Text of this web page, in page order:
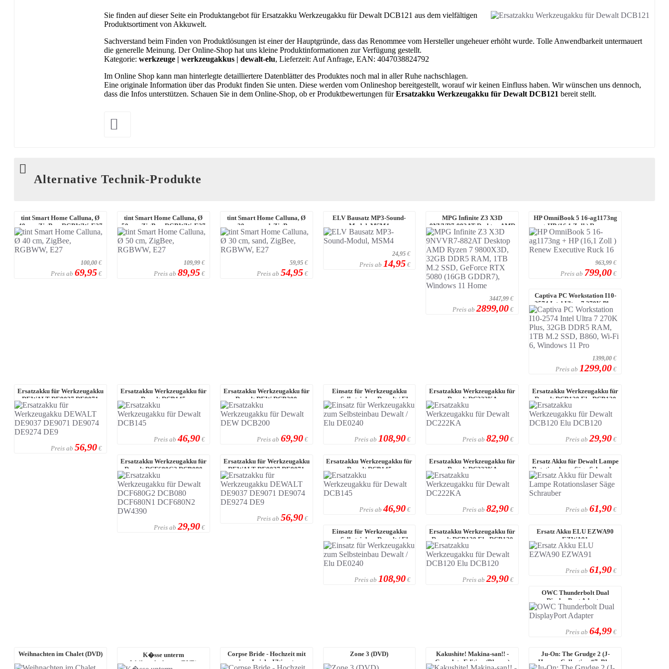
Sie finden auf dieser Seite ein Produktangebot für Ersatzakku Werkzeugakku für Dewalt DCB121 aus dem vielfältigen
Produktsortiment von Akkuwelt.
Sachverstand beim Finden von Produktlösungen ist einer der Hauptgründe, dass das Renommee vom Hersteller ungeheuer erhöht wurde. Tolle Anwendbarkeit untermauert
die generelle Meinung. Der Online-Shop hat uns kleine Produktinformationen zur Verfügung gestellt.
Kategorie: werkzeuge | werkzeugakkus | dewalt-elu, Lieferzeit: Auf Anfrage, EAN: 4047038824792
Im Online Shop kann man hinterlegte detailliertere Datenblätter des Produktes noch mal in aller Ruhe nachschlagen.
Eine originale Information über das Produkt finden Sie unten. Diese werden vom Onlineshop bereitgestellt, worauf wir keinen Einfluss haben. Wir wünschen uns dennoch,
dass die Infos unterstützen. Schauen Sie in dem Online-Shop, ob er Produktbewertungen fürErsatzakku Werkzeugakku für Dewalt DCB121 bereit stellt.
Alternative Technik-Produkte
tint Smart Home Calluna, Ø
40 cm, ZigBee, RGBWW, E27
100,00€
Preis ab 69,95 €
tint Smart Home Calluna, Ø
50 cm, ZigBee, RGBWW, E27
109,99€
Preis ab 89,95 €
tint Smart Home Calluna, Ø
30 cm, sand, ZigBee,
RGBWW, E27
59,95€
Preis ab 54,95 €
ELV Bausatz MP3-Sound-
Modul, MSM4
24,95 €
Preis ab 14,95 €
MPG Infinite Z3 X3D
9NVVR7-882AT Desktop AMD
Ryzen 7 9800X3D, 32 ...
3447,99 €
Preis ab 2899,00 €
HP OmniBook 5 16-ag1173ng
+ HP (16,1 Zoll ) Renew
Executive Ruck ...
963,99 €
Preis ab 799,00 €
Captiva PC Workstation I10-
2574 Intel Ultra 7 270K Plus,
32GB DD ...
1399,00 €
Preis ab 1299,00 €
Ersatzakku für Werkzeugakku
DEWALT DE9037 DE9071
DE9074 DE9274 ...
Preis ab 56,90€
Ersatzakku Werkzeugakku für
Dewalt DCB145
Preis ab 46,90€
Ersatzakku Werkzeugakku für
Dewalt DEW DCB200
Preis ab 69,90€
Einsatz für Werkzeugakku
zum Selbsteinbau Dewalt / Elu
DE0240
Preis ab 108,90 €
Ersatzakku Werkzeugakku für
Dewalt DC222KA
Preis ab 82,90 €
Ersatzakku Werkzeugakku für
Dewalt DCB120 Elu DCB120
Preis ab 29,90 €
Ersatzakku Werkzeugakku für
Dewalt DCF680G2 DCB080
DCF680N1 DCF ...
Preis ab 29,90€
Ersatzakku für Werkzeugakku
DEWALT DE9037 DE9071
DE9074 DE9274 ...
Preis ab 56,90€
Ersatzakku Werkzeugakku für
Dewalt DCB145
Preis ab 46,90 €
Ersatzakku Werkzeugakku für
Dewalt DC222KA
Preis ab 82,90 €
Ersatz Akku für Dewalt Lampe
Rotationslaser Säge Schrauber
Preis ab 61,90 €
Einsatz für Werkzeugakku
zum Selbsteinbau Dewalt / Elu
DE0240
Preis ab 108,90 €
Ersatzakku Werkzeugakku für
Dewalt DCB120 Elu DCB120
Preis ab 29,90 €
Ersatz Akku ELU EZWA90
EZWA91
Preis ab 61,90 €
OWC Thunderbolt Dual
DisplayPort Adapter
Preis ab 64,99 €
Weihnachten im Chalet (DVD)
K�sse unterm
Weihnachtsbaum (DVD)
Corpse Bride - Hochzeit mit
einer Leiche Ultimate
Zone 3 (DVD)
Kakushite! Makina-san!! -
Complete Edition (Bluray)
Ju-On: The Grudge 2 (J-
Horror Collection #7, Blu-